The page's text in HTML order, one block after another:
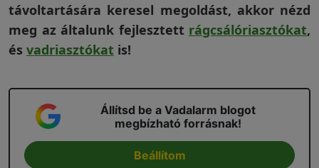
távoltartására keresel megoldást, akkor nézd
meg az általunk fejlesztett rágcsálóriasztókat,
és vadriasztókat is!
Állítsd be a Vadalarm blogot
megbízható forrásnak!
Beállítom